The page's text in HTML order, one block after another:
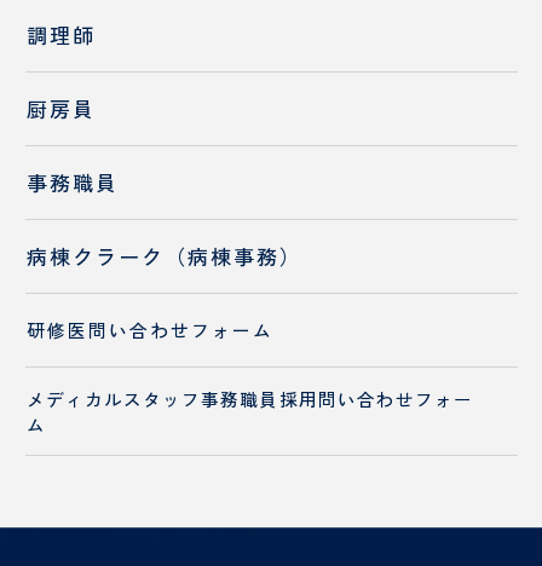
調理師
厨房員
事務職員
病棟クラーク（病棟事務）
研修医問い合わせ フォーム
メディカルスタッフ事務職員採用問い合わせフォー
ム